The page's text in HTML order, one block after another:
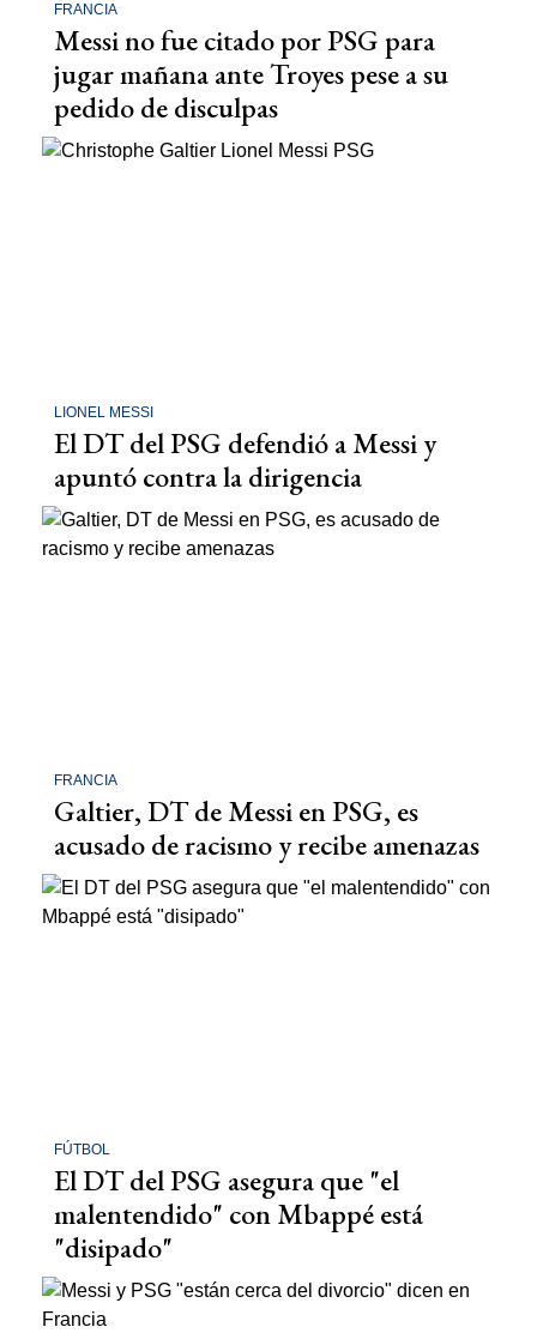
FRANCIA
Messi no fue citado por PSG para
jugar mañana ante Troyes pese a su
pedido de disculpas
LIONEL MESSI
El DT del PSG defendió a Messi y
apuntó contra la dirigencia
FRANCIA
Galtier, DT de Messi en PSG, es
acusado de racismo y recibe amenazas
FÚTBOL
El DT del PSG asegura que "el
malentendido" con Mbappé está
"disipado"